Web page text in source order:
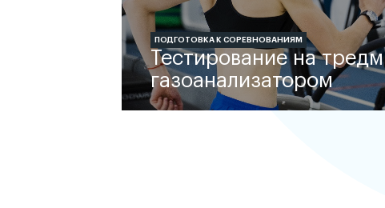
ПОДГОТОВКА К СОРЕВНОВАНИЯМ
Тестирование на
газоанализатором